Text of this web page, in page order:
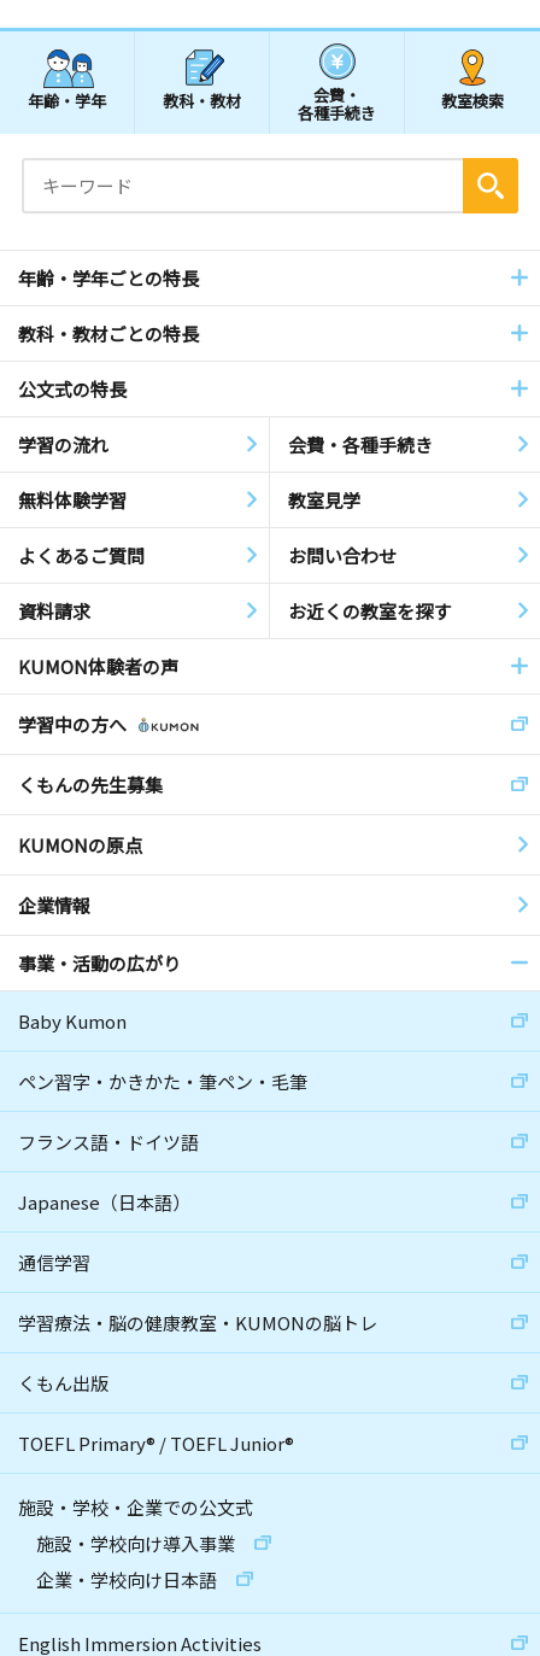
年齢・学年 教科・教材 会費・
各種手続き
教室検索
年齢・学年ごとの特長
教科・教材ごとの特長
公文式の特長
学習の流れ 会費・各種手続き
無料体験学習 教室見学
よくあるご質問 お問い合わせ
資料請求 お近くの教室を探す
KUMON体験者の声
学習中の方へ
くもんの先生募集
KUMONの原点
企業情報
事業・活動の広がり
Baby Kumon
ペン習字・かきかた・筆ペン・毛筆
フランス語・ドイツ語
Japanese（日本語）
通信学習
学習療法・脳の健康教室・KUMONの脳トレ
くもん出版
TOEFL Primary® /TOEFL Junior®
施設・学校・企業での公文式
施設・学校向け導入事業
企業・学校向け日本語
English Immersion Activities